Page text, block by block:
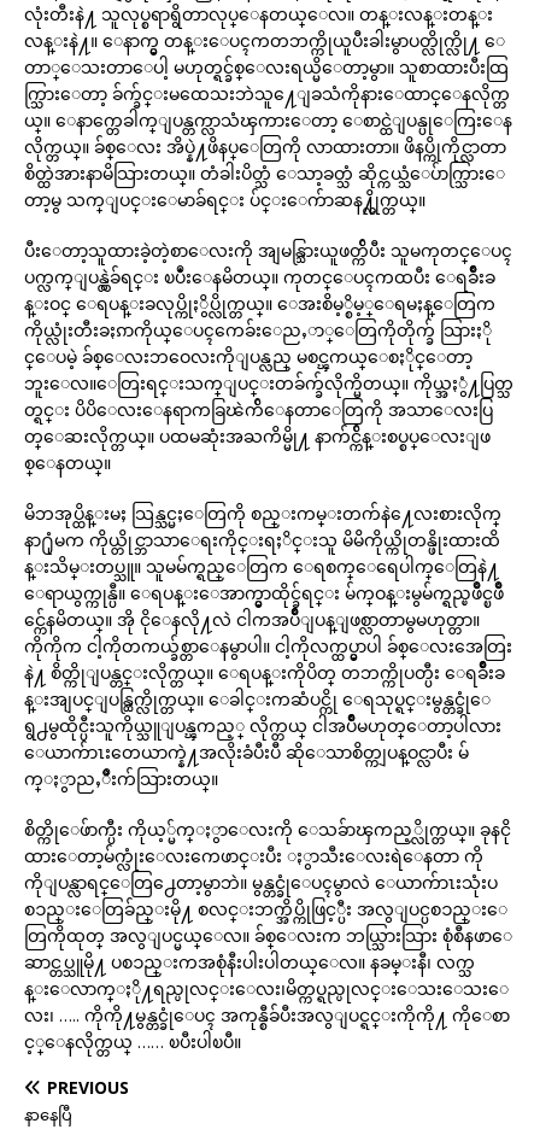
လုံးတီးနဲ႔ သူလုပ္စရာရွိတာလုပ္ေနတယ္ေလ။ တန္းလန္းတန္း
လန္းနဲ႔။ ေနာက္မွ တန္းေပၚကတဘက္ကိုယူပီးခါးမွာပတ္လိုက္လို႔ ေ
တာ္ေသးတာေပါ့ မဟုတ္ရင္ခ်စ္ေလးရယ္မိေတာ့မွာ။ သူစာထားပီးထြ
က္သြားေတာ့ ခ်က္ခ်င္းမထေသးဘဲသူ႔ေျခသံကိုနားေထာင္ေနလိုက္တ
ယ္။ ေနာက္တေခါက္ျပန္တက္လာသံၾကားေတာ့ ေစာင္ထဲျပန္ပုေကြးေန
လိုက္တယ္။ ခ်စ္ေလး အိပ္နဲ႔ဖိနပ္ေတြကို လာထားတာ။ ဖိနပ္ကိုကိုင္လာတာ
စိတ္ထဲအားနာမိသြားတယ္။ တံခါးပိတ္သံ ေသာ့ခတ္သံ ဆိုင္ကယ္သံေပ်ာက္သြားေ
တာ့မွ သက္ျပင္းေမာခ်ရင္း ပ်င္းေက်ာဆန႔္လိုက္တယ္။
ပီးေတာ့သူထားခဲ့တဲ့စာေလးကို အျမန္သြားယူဖတ္က်ိပီး သူမကုတင္ေပၚ
ပက္လက္ျပန္လွဲခ်ရင္း ၿပဳံးေနမိတယ္။ ကုတင္ေပၚကထပီး ေရခ်ိဳးခ
န္းဝင္ ေရပန္းခလုပ္ကိုႏွိပ္လိုက္တယ္။ ေအးစိမ့္စိမ့္ေရမႈန္ေတြက
ကိုယ္လုံးတီးခႏၵာကိုယ္ေပၚကေခ်းေညႇာ္ေတြကိုတိုက္ခ် သြားႏို
င္ေပမဲ့ ခ်စ္ေလးဘဝေလးကိုျပန္လည္ မစင္ၾကယ္ေစႏိုင္ေတာ့
ဘူးေလ။ေတြးရင္းသက္ျပင္းတခ်က္ခ်လိုက္မိတယ္။ ကိုယ္အႏွံ႔ပြတ္သ
တ္ရင္း ပိပိေလးေနရာကခြၽဲက်ိေနတာေတြကို အသာေလးပြ
တ္ေဆးလိုက္တယ္။ ပထမဆုံးအႀကိမ္မို႔ နာက်င္က်ိန္းစပ္စပ္ေလးျဖ
စ္ေနတယ္။
မိဘအုပ္ထိန္းမႈ သြန္သင္မႈေတြကို စည္းကမ္းတက်နဲ႔ေလးစားလိုက္
နာ႐ုံမက ကိုယ္တိုင္ဘာသာေရးကိုင္းရႈိင္းသူ မိမိကိုယ္ကိုတန္ဖိုးထားထိ
န္းသိမ္းတပ္သူ။ သူမမ်က္ရည္ေတြက ေရစက္ေရေပါက္ေတြနဲ႔
ေရာယွက္ကုန္ပီ။ ေရပန္းေအာက္မွာထိုင္ခ်ရင္း မ်က္ဝန္းမွမ်က္ရည္ၿဖိဳင္ၿဖိဳ
င္က်ေနမိတယ္။ အို ငိုေနလို႔လဲ ငါကအပ်ိဳျပန္ျဖစ္လာတာမွမဟုတ္တာ။
ကိုကိုက ငါ့ကိုတကယ္ခ်စ္တာေနမွာပါ။ ငါ့ကိုလက္ထပ္မွာပါ ခ်စ္ေလးအေတြး
နဲ႔ စိတ္ကိုျပန္တင္းလိုက္တယ္။ ေရပန္းကိုပိတ္ တဘက္ကိုပတ္ပီး ေရခ်ိဳးခ
န္းအျပင္ျပန္ထြက္လိုက္တယ္။ ေခါင္းကဆံပင္ကို ေရသုပ္ရင္းမွန္တင္ခုံေ
ရွ႕မွထိုင္ပီးသူကိုယ္သူျပန္ၾကည့္ လိုက္တယ္ ငါအပ်ိဳမဟုတ္ေတာ့ပါလား
ေယာက်ာၤးတေယာက္နဲ႔အလိုးခံပီးပီ ဆိုေသာစိတ္ကျပန္ဝင္လာပီး မ်
က္ႏွာညႇိဳးက်သြားတယ္။
စိတ္ကိုေဖ်ာက္ပီး ကိုယ့္မ်က္ႏွာေလးကို ေသခ်ာၾကည့္လိုက္တယ္။ ခုနငို
ထားေတာ့မ်က္လုံးေလးကေဖာင္းပီး ႏွာသီးေလးရဲေနတာ ကို
ကိုျပန္လာရင္ေတြ႕ေတာ့မွာဘဲ။ မွန္တင္ခုံေပၚမွာလဲ ေယာက်ာၤးသုံးပ
စၥည္းေတြခ်ည္းမို႔ စလင္းဘက္အိပ္ကိုဖြင့္ပီး အလွျပင္ပစၥည္းေ
တြကိုထုတ္ အလွျပင္မယ္ေလ။ ခ်စ္ေလးက ဘယ္သြားသြား စုံစီနဖာေ
ဆာင္တပ္သူမို႔ ပစၥည္းကအစုံနီးပါးပါတယ္ေလ။ နခမ္းနီ၊ လက္သ
န္းေလာက္ႏို႔ရည္ပုလင္းေလး၊မိတ္ကပ္ရည္ပုလင္းေသးေသးေ
လး၊ ….. ကိုကို႔မွန္တင္ခုံေပၚ အကုန္စီခ်ပီးအလွျပင္ရင္းကိုကို႔ ကိုေစာ
င့္ေနလိုက္တယ္ …… ၿပီးပါၿပီ။
PREVIOUS
နာနေပြီ